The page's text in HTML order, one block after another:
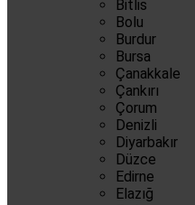
Bitlis
Bolu
Burdur
Bursa
Çanakkale
Çankırı
Çorum
Denizli
Diyarbakır
Düzce
Edirne
Elazığ